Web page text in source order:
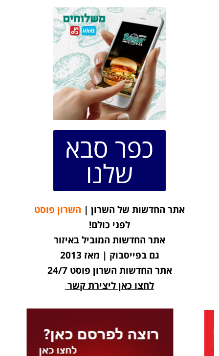
כפר סבא
שלנו
אתר החדשות של השרון | השרון פוסט
לפני כולם!
אתר החדשות המוביל באיזור
גם בפייסבוק | מאז 2013
אתר החדשות השרון פוסט 24/7
לחצו כאן ליצירת קשר